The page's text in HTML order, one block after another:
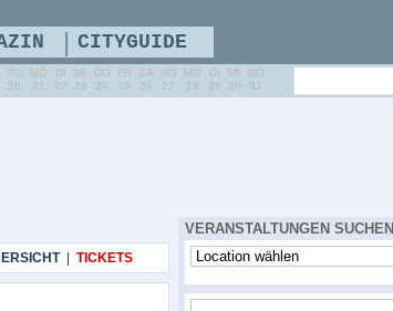
| TICKETS
VERANSTALTUNGEN SUCHEN
| CITYGUIDE
SO
20
MO
21
DI
22
MI
23
DO
24
FR
25
SA
26
SO
27
MO
28
DI
29
MI
30
DO
31